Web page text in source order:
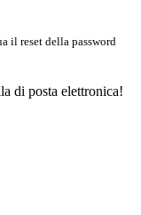
il reset della password
di posta elettronica!